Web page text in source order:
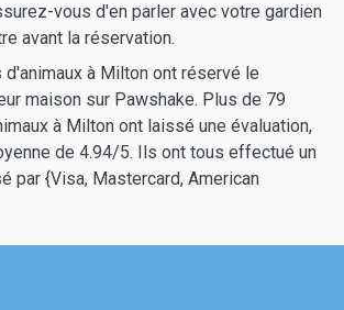
vous d'en parler avec votre gardien
avant la réservation.
à Milton ont réservé le
maison sur Pawshake. Plus de 79
à Milton ont laissé une évaluation,
de 4.94/5. Ils ont tous effectué un
par {Visa, Mastercard, American